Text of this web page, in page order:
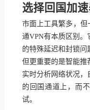
选择回国加
市面上工具繁多，但
通VPN有本质区别
的特殊延迟和封锁问
但更重要的是智能推
实时分析网络状况
的回国通道上，而
试。